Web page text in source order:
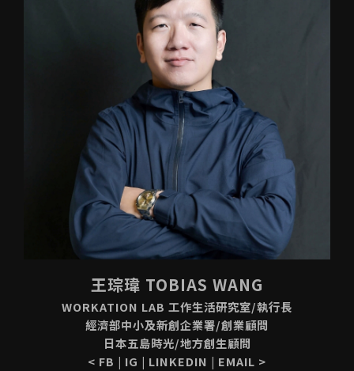
王琮瑋 TOBIAS WANG
WORKATION LAB 工作生活研究室/執行長
經濟部中小及新創企業署/創業顧問
日本五島時光/地方創生顧問
< FB | IG | LINKEDIN | EMAIL >